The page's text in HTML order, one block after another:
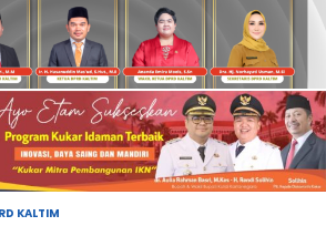
KALTIM